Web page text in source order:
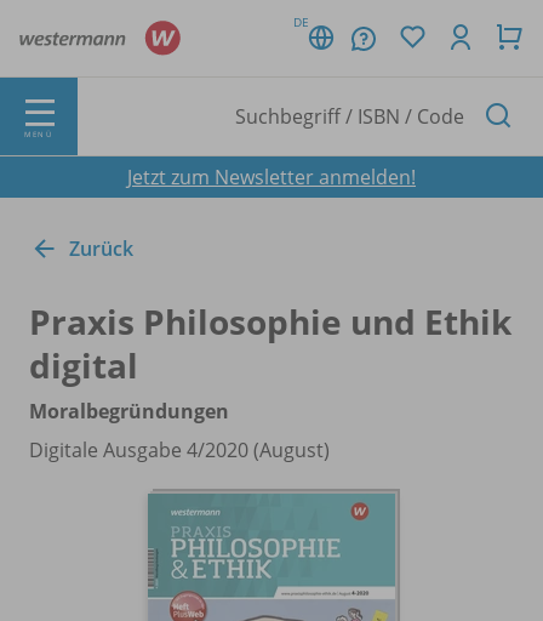
DE
MENÜ
Jetzt zum Newsletter anmelden!
Zurück
Praxis Philosophie und Ethik
digital
Moralbegründungen
Digitale Ausgabe 4/2020 (August)